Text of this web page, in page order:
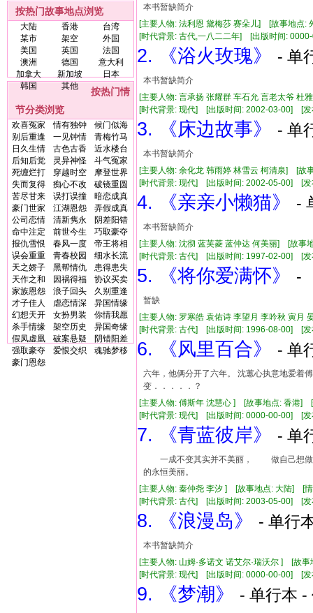
按热门故事地点浏览
大陆 香港
台湾
某市
架空
外国
美国
英国
法国
澳洲
德国
意大利
加拿大
新加坡
日本
韩国
其他
按热门情
节分类浏览
欢喜冤家 情有独钟
候门似海
别后重逢
一见钟情
青梅竹马
日久生情
古色古香
近水楼台
后知后觉
灵异神怪
斗气冤家
死缠烂打
穿越时空
摩登世界
失而复得
痴心不改
破镜重圆
苦尽甘来
误打误撞
暗恋成真
豪门世家
江湖恩怨
弄假成真
公司恋情
清新隽永
阴差阳错
命中注定
前世今生
巧取豪夺
报仇雪恨
春风一度
帝王将相
误会重重
青春校园
细水长流
天之娇子
黑帮情仇
患得患失
天作之和
因祸得福
协议买卖
家族恩怨
浪子回头
久别重逢
才子佳人
虐恋情深
异国情缘
幻想天开
女扮男装
你情我愿
杀手情缘
架空历史
异国奇缘
假凤虚凰
破案悬疑
阴错阳差
强取豪夺
爱恨交织
魂驰梦移
豪门恩怨
本书暂缺简介
[主要人物: 法利恩 黛梅莎 赛朵儿] [故事地点
[时代背景: 古代,一八二二年] [出版时间:
2. 《浴火玫瑰》 - 单
本书暂缺简介
[主要人物: 言承扬 张耀群 车石允 言老太爷
[时代背景: 现代] [出版时间: 2002-03-00] [
3. 《床边故事》 - 单
本书暂缺简介
[主要人物: 余化龙 韩雨婷 林雪云 柯清泉] [
[时代背景: 现代] [出版时间: 2002-05-00] [
4. 《亲亲小懒猫》 -
本书暂缺简介
[主要人物: 沈彻 蓝芙菱 蓝仲达 何美丽] [故
[时代背景: 古代] [出版时间: 1997-02-00] [
5. 《将你爱满怀》 -
暂缺
[主要人物: 罗寒皓 袁佑诗 李望月 李吟秋 寅
[时代背景: 古代] [出版时间: 1996-08-00] [
6. 《风里百合》 - 单
六年，他俩分开了六年。 沈蕙心执意地爱着
变．．．．．？
[主要人物: 傅斯年 沈慧心 ] [故事地点: 香港]
[时代背景: 现代] [出版时间: 0000-00-00] [
7. 《青蓝彼岸》 - 单
一成不变其实并不美丽， 做自己想
的永恒美丽。
[主要人物: 秦仲尧 李汐 ] [故事地点: 大陆] [
[时代背景: 古代] [出版时间: 2003-05-00] [
8. 《浪漫岛》 - 单行
本书暂缺简介
[主要人物: 山姆·多诺文 诺艾尔·瑞沃尔 ] [故
[时代背景: 现代] [出版时间: 0000-00-00] [
9. 《梦潮》 - 单行本